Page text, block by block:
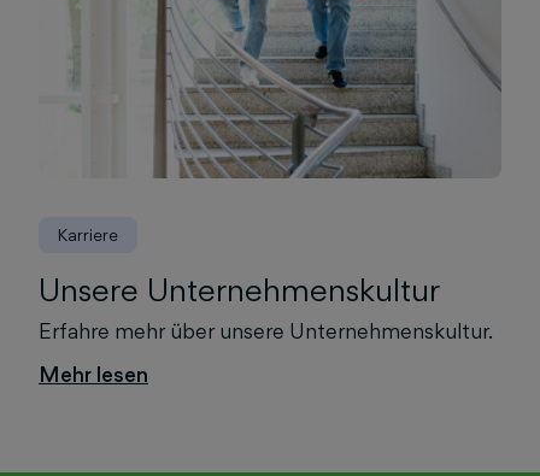
Karriere
Unsere Unternehmenskultur
Erfahre mehr über unsere Unternehmenskultur.
Mehr lesen